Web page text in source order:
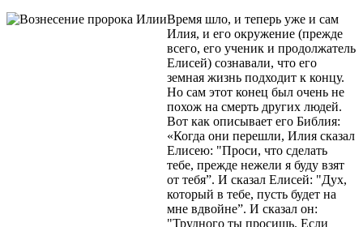
Время шло, и теперь уже и сам
Илия, и его окружение (прежде
всего, его ученик и продолжатель
Елисей) сознавали, что его
земная жизнь подходит к концу.
Но сам этот конец был очень не
похож на смерть других людей.
Вот как описывает его Библия:
«Когда они перешли, Илия сказал
Елисею: "Проси, что сделать
тебе, прежде нежели я буду взят
от тебя”. И сказал Елисей: "Дух,
который в тебе, пусть будет на
мне вдвойне”. И сказал он:
"Трудного ты просишь. Если